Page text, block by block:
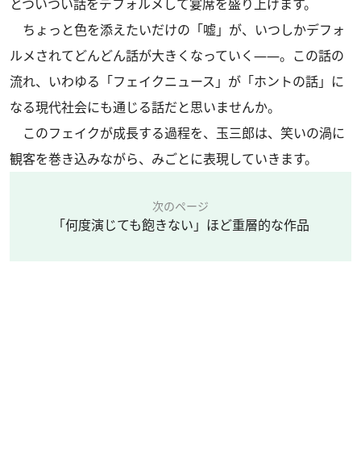
とついつい話をデフォルメして宴席を盛り上げます。
ちょっと色を添えたいだけの「嘘」が、いつしかデフォ
ルメされてどんどん話が大きくなっていく――。この話の
流れ、いわゆる「フェイクニュース」が「ホントの話」に
なる現代社会にも通じる話だと思いませんか。
このフェイクが成長する過程を、玉三郎は、笑いの渦に
観客を巻き込みながら、みごとに表現していきます。
次のページ
「何度演じても飽きない」ほど重層的な作品